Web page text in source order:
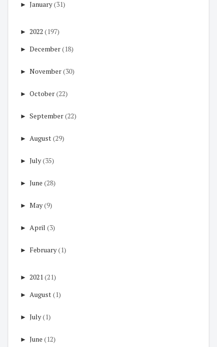
► January(31)
► 2022 (197)
► December(18)
► November(30)
► October(22)
► September(22)
► August(29)
► July(35)
► June (28)
► May(9)
► April (3)
► February(1)
► 2021(21)
► August(1)
► July(1)
► June (12)